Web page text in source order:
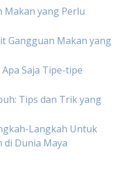
Makan yang Perlu
Gangguan Makan yang
Saja Tipe-tipe
Tips dan Trik yang
Langkah Untuk
di Dunia Maya